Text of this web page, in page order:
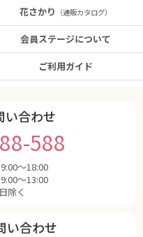
花さかり （通販カタログ）
会員ステージについて
ご利用ガイド
い合わせ
588
〜18:00
〜13:00
除く
い合わせ